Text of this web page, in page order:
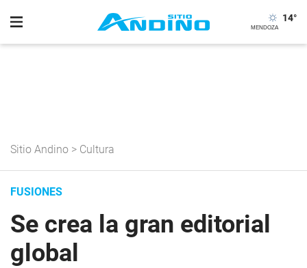
14°
Sitio Andino > Cultura
FUSIONES
Se crea la gran editorial
global